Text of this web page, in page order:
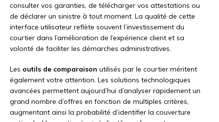
consulter vos garanties, de télécharger vos attestations ou
de déclarer un sinistre à tout moment. La qualité de cette
interface utilisateur reflète souvent l’investissement du
courtier dans l’amélioration de l’expérience client et sa
volonté de faciliter les démarches administratives.
Les outils de comparaison utilisés par le courtier méritent
également votre attention. Les solutions technologiques
avancées permettent aujourd’hui d’analyser rapidement un
grand nombre d’offres en fonction de multiples critères,
augmentant ainsi la probabilité d’identifier la couverture